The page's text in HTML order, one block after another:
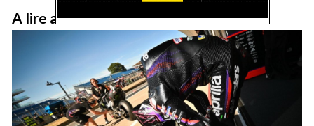
A lire aussi sur le Journal moto du Net